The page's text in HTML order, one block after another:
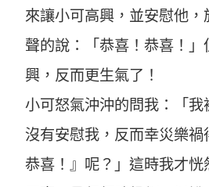
來讓小可高興，並安慰他，
聲的說：「恭喜！恭喜！」
興，反而更生氣了！
小可怒氣沖沖的問我：「我
沒有安慰我，反而幸災樂禍
恭喜！』呢？」這時我才恍